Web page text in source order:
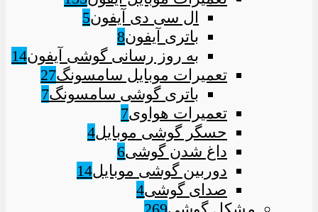
ال سی دی آیفون5
باتری آیفون8
به روز رسانی گوشی آیفون14
تعمیرات موبایل سامسونگ27
باتری گوشی سامسونگ7
تعمیرات هواوی7
حسگر گوشی موبایل4
داغ شدن گوشی6
دوربین گوشی موبایل14
صدای گوشی4